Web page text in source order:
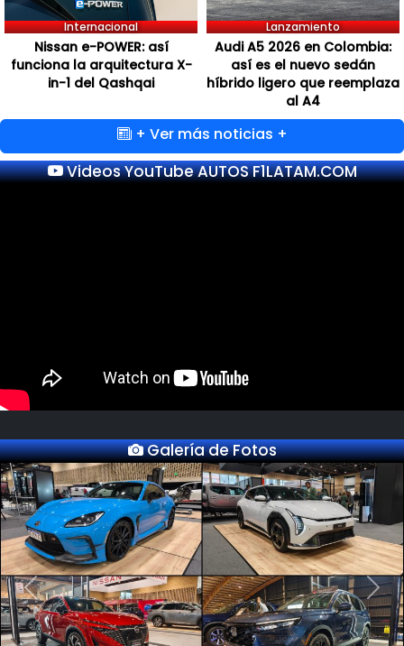
Internacional
Nissan e-POWER: así
funciona la arquitectura X-
in-1 del Qashqai
Lanzamiento
Audi A5 2026 en Colombia:
así es el nuevo sedán
híbrido ligero que reemplaza
al A4
+ Ver más noticias +
Videos YouTube AUTOS F1LATAM.COM
Galería de Fotos
Previous Next